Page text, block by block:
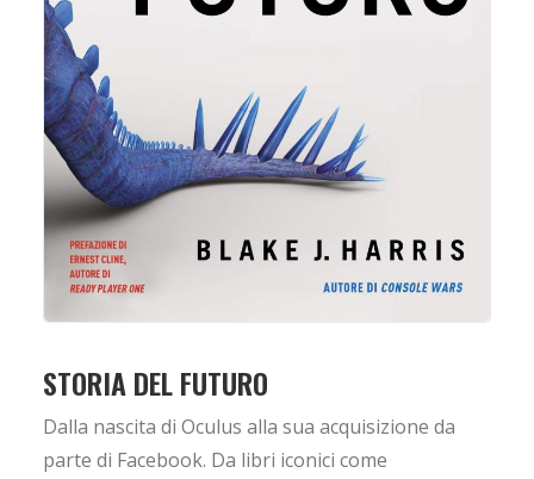
STORIA DEL FUTURO
Dalla nascita di Oculus alla sua acquisizione da
parte di Facebook. Da libri iconici come